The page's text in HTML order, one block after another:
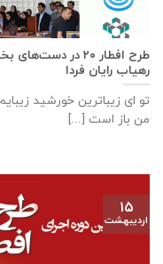
طرح افطار ۲۰ در
رهیاب رایان فردا
تو ای زیباترین خورشید
من باز است [...]
۱۵
اردیبهشت